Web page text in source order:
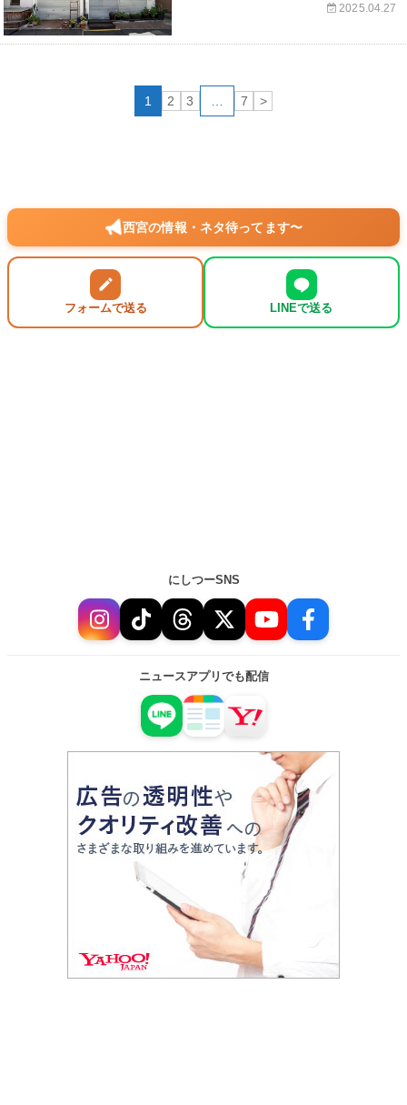
2025.04.27
1 2 3 … 7 >
西宮の情報・ネタ待ってます〜
フォームで送る LINEで送る
にしつーSNS
ニュースアプリでも配信